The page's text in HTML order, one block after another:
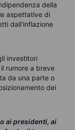
della
aspettative di
dall'inflazione
investitori
rumore a breve
da una parte o
dei
ai presidenti, ai